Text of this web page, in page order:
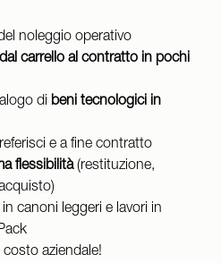
noleggio operativo
dal carrello al contratto in pochi
di beni tecnologici in
e a fine contratto
flessibilità(restituzione,
in canoni leggeri e lavori in
aziendale!